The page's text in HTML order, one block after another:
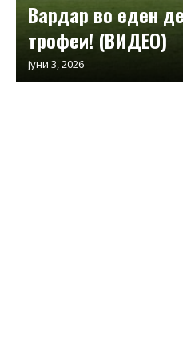
Вардар во еден
трофеи! (ВИДЕО)
јуни 3, 2026